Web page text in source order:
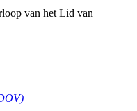
van het Lid van